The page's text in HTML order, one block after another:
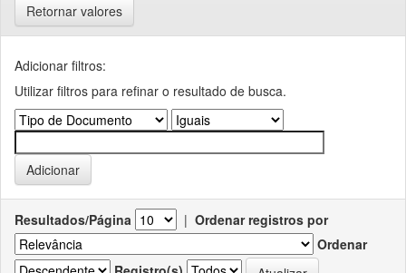
Retornar valores
Adicionar filtros:
Utilizar filtros para refinar o resultado de busca.
Resultados/Página | Ordenar registros por
Ordenar